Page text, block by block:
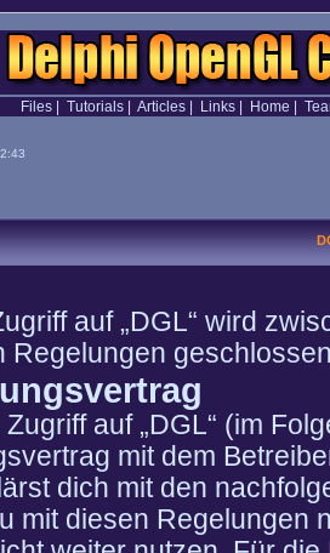
Files| Tutorials| Articles| Links| Home
auf „DGL“ wird
Regelungen
Zugriff auf „DGL“ (im
mit dem
dich mit den
mit diesen Regelungen